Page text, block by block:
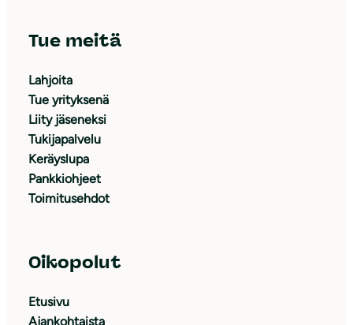
Tue meitä
Lahjoita
Tue yrityksenä
Liity jäseneksi
Tukijapalvelu
Keräyslupa
Pankkiohjeet
Toimitusehdot
Oikopolut
Etusivu
Ajankohtaista